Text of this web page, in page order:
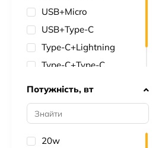
Denmen
USB Cable
Type-C -> USB
AUX
USB+USB
USB -> Lightning
USB+Micro
USB+Type-C
Type-C+Lightning
Type-C+Type-C
Потужність, вт
20w